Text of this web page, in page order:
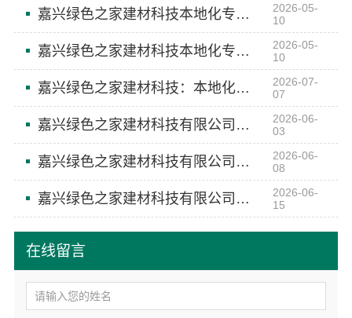
在线留言
嘉兴绿色之家建材科技本地化专业室内设计团队省心
2026-05-
10
嘉兴绿色之家建材科技本地化专业室内设计团队省心
2026-05-
10
嘉兴绿色之家建材科技：本地化专业室内设计团队省心
2026-07-
07
嘉兴绿色之家建材科技有限公司，本地化专业室内设计团队省心服务
2026-06-
03
嘉兴绿色之家建材科技有限公司本地化专业室内设计团队省心
2026-06-
08
嘉兴绿色之家建材科技有限公司本地化家庭装修机构翻新改造
2026-06-
15